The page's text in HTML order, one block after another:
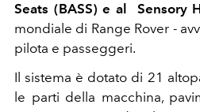
Seats (BASS) e al Sensory
mondiale di Range Rover -
pilota e passeggeri.
Il sistema è dotato di 21
le parti della macchina,